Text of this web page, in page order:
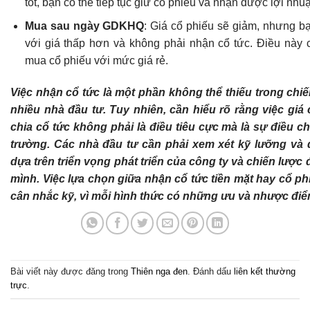
Mua sau ngày GDKHQ: Giá cổ phiếu sẽ giảm, nhưng
với giá thấp hơn và không phải nhận cổ tức. Điều này
mua cổ phiếu với mức giá rẻ.
Việc nhận cổ tức là một phần không thể thiếu trong
nhiều nhà đầu tư. Tuy nhiên, cần hiểu rõ rằng việc giá
chia cổ tức không phải là điều tiêu cực mà là sự điều
trường. Các nhà đầu tư cần phải xem xét kỹ lưỡng và
dựa trên triển vọng phát triển của công ty và chiến lược
mình. Việc lựa chọn giữa nhận cổ tức tiền mặt hay cổ
cân nhắc kỹ, vì mỗi hình thức có những ưu và nhược
Bài viết này được đăng trong Thiên nga đen. Đánh dấu liên kết thường
trực.